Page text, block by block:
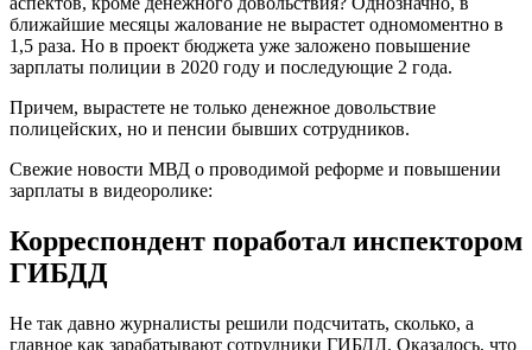
ближайшие месяцы жалование не вырастет одномоментно в
1,5 раза. Но в проект бюджета уже заложено повышение
зарплаты полиции в 2020 году и последующие 2 года.
Причем, вырастете не только денежное довольствие
полицейских, но и пенсии бывших сотрудников.
Свежие новости МВД о проводимой реформе и повышении
зарплаты в видеоролике:
Корреспондент поработал инспектором
ГИБДД
Не так давно журналисты решили подсчитать, сколько, а
главное как зарабатывают сотрудники ГИБДД. Оказалось, что